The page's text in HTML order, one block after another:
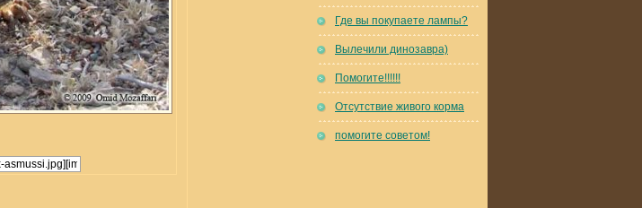
Где вы покупаете лампы?
Вылечили динозавра)
Помогите!!!!!!
Отсутствие живого корма
помогите советом!